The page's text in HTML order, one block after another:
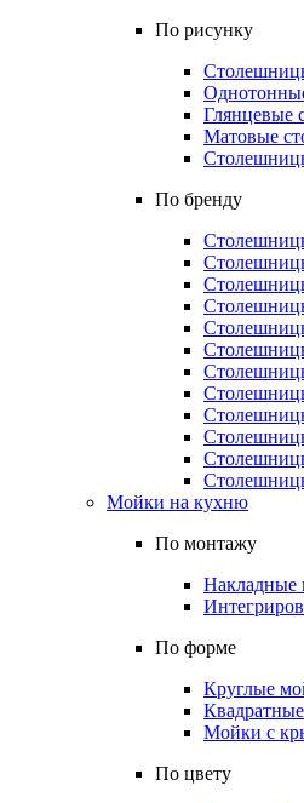
По рисунку
Глянцевые
Матовые
По бренду
Мойки на кухню
По монтажу
Накладные
По форме
Круглые
Мойки с
По цвету